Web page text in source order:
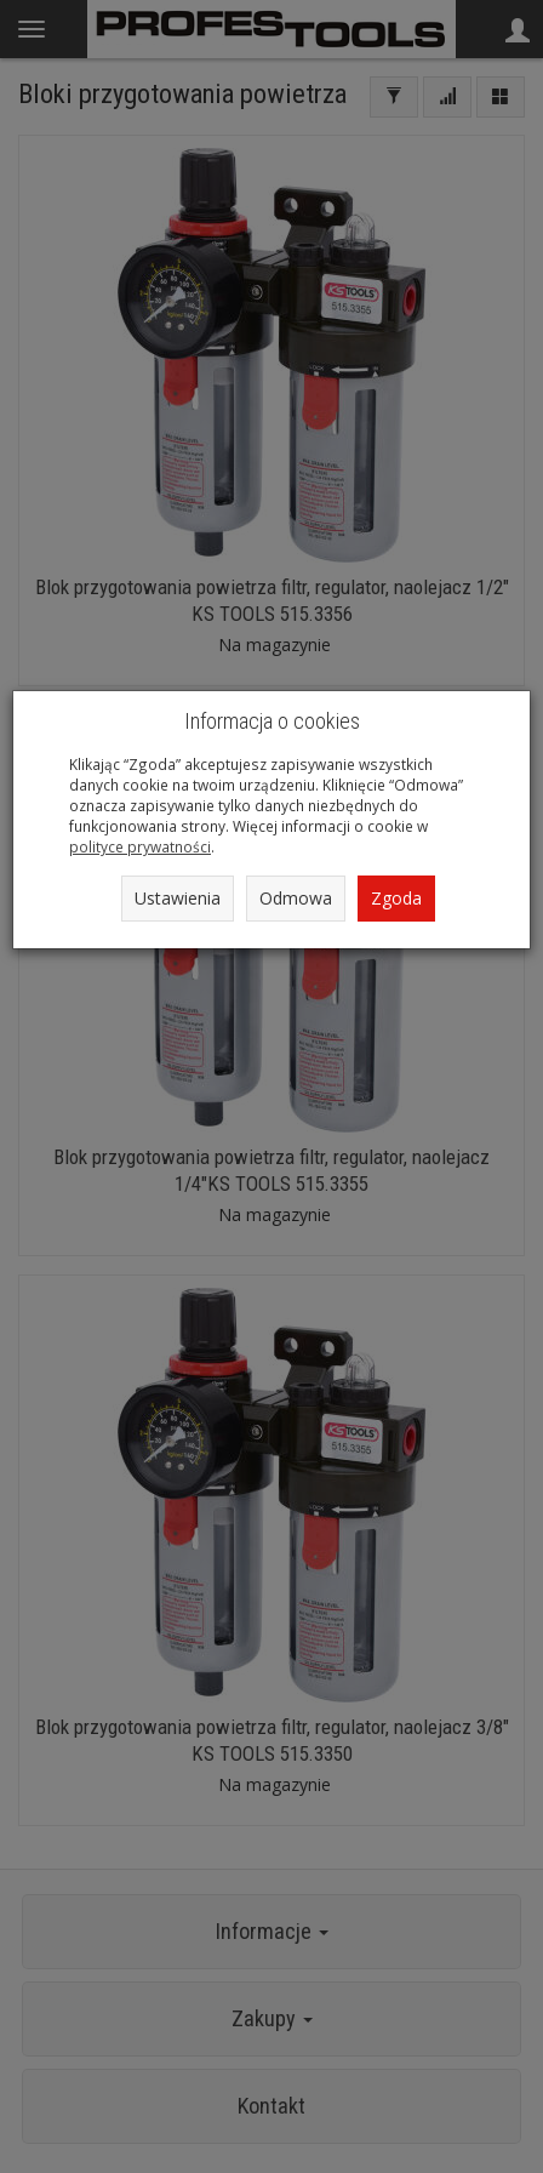
Bloki przygotowania powietrza
Blok przygotowania powietrza filtr, regulator, naolejacz 1/2"
KS TOOLS 515.3356
Na magazynie
Blok przygotowania powietrza filtr, regulator, naolejacz
1/4"KS TOOLS 515.3355
Na magazynie
Blok przygotowania powietrza filtr, regulator, naolejacz 3/8"
KS TOOLS 515.3350
Na magazynie
Informacje
Zakupy
Kontakt
Informacja o cookies
Klikając “Zgoda” akceptujesz zapisywanie wszystkich
danych cookie na twoim urządzeniu. Kliknięcie “Odmowa”
oznacza zapisywanie tylko danych niezbędnych do
funkcjonowania strony. Więcej informacji o cookie w
polityce prywatności.
Ustawienia Odmowa Zgoda